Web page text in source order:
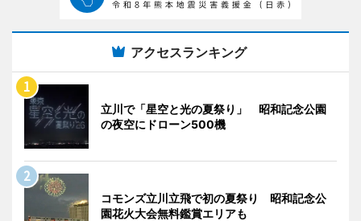
アクセスランキング
立川で「星空と光の夏祭り」 昭和記念公園
の夜空にドローン500機
コモンズ立川立飛で初の夏祭り 昭和記念公
園花火大会無料鑑賞エリアも